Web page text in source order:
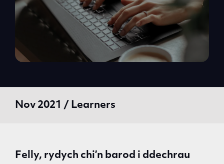
Nov 2021 / Learners
Felly, rydych chi’n barod i ddechrau